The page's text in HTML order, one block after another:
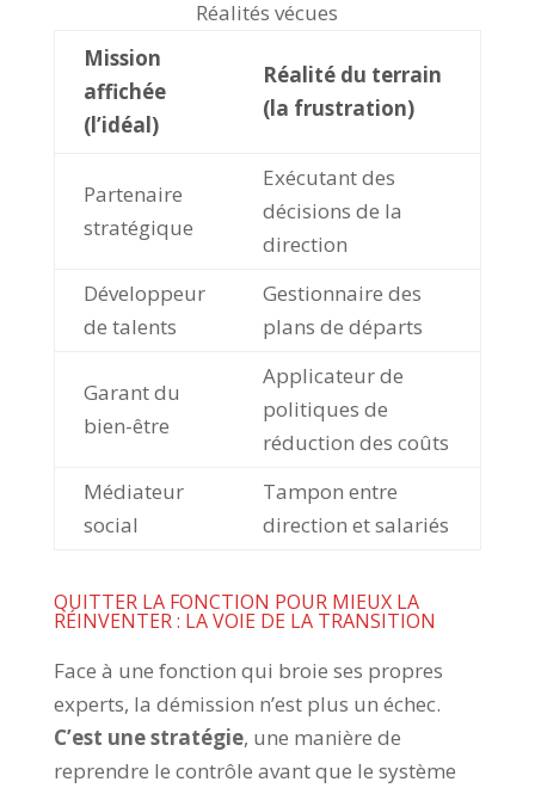
Réalités vécues
Mission
affichée
(l’idéal)
Réalité du terrain
(la frustration)
Partenaire
stratégique
Exécutant des
décisions de la
direction
Développeur
de talents
Gestionnaire des
plans de départs
Garant du
bien-être
Applicateur de
politiques de
réduction des coûts
Médiateur
social
Tampon entre
direction et salariés
QUITTER LA FONCTION POUR MIEUX LA
RÉINVENTER : LA VOIE DE LA TRANSITION
Face à une fonction qui broie ses propres
experts, la démission n’est plus un échec.
C’est une stratégie, une manière de
reprendre le contrôle avant que le système